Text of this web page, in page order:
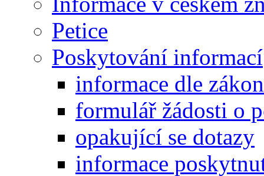
Petice
Poskytování informací
informace dle
formulář žádosti o
opakující se dotazy
informace